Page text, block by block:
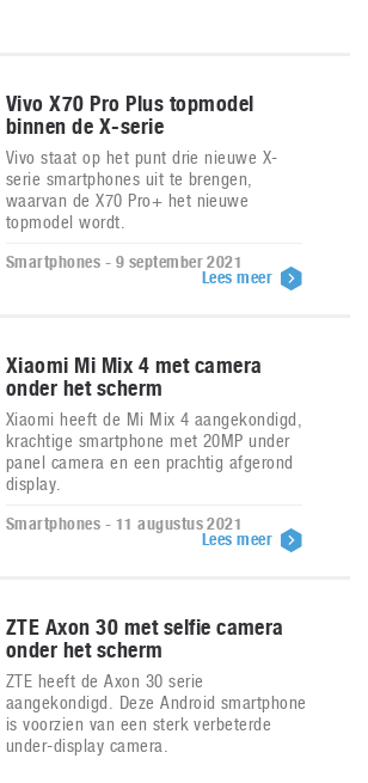
Vivo X70 Pro Plus topmodel
binnen de X-serie
Vivo staat op het punt drie nieuwe X-
serie smartphones uit te brengen,
waarvan de X70 Pro+ het nieuwe
topmodel wordt.
Smartphones - 9 september 2021
Lees meer
Xiaomi Mi Mix 4 met camera
onder het scherm
Xiaomi heeft de Mi Mix 4 aangekondigd,
krachtige smartphone met 20MP under
panel camera en een prachtig afgerond
display.
Smartphones - 11 augustus 2021
Lees meer
ZTE Axon 30 met selfie camera
onder het scherm
ZTE heeft de Axon 30 serie
aangekondigd. Deze Android smartphone
is voorzien van een sterk verbeterde
under-display camera.